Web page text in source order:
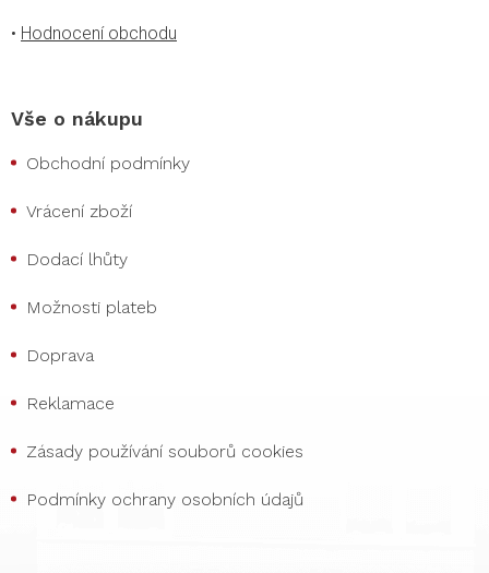
• Hodnocení obchodu
Vše o nákupu
Obchodní podmínky
Vrácení zboží
Dodací lhůty
Možnosti plateb
Doprava
Reklamace
Zásady používání souborů cookies
Podmínky ochrany osobních údajů